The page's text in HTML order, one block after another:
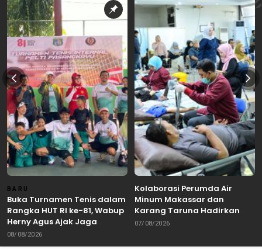
BARU
Buka Turnamen Tenis dalam
Rangka HUT RI ke-81, Wabup
Herny Agus Ajak Jaga
Kebersamaan dan
Sportivitas
08/08/2026
Kolaborasi Perumda Air
Minum Makassar dan
Karang Taruna Hadirkan
Aksi Donor Darah untuk
07/08/2026